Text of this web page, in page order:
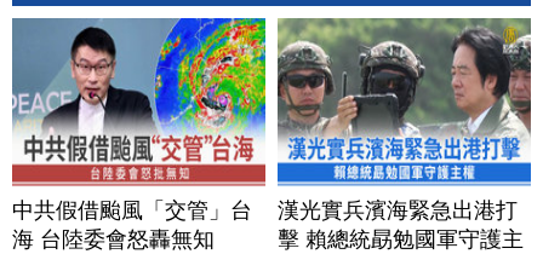
中共假借颱風「交管」台
海 台陸委會怒轟無知
漢光實兵濱海緊急出港打
擊 賴總統勗勉國軍守護主